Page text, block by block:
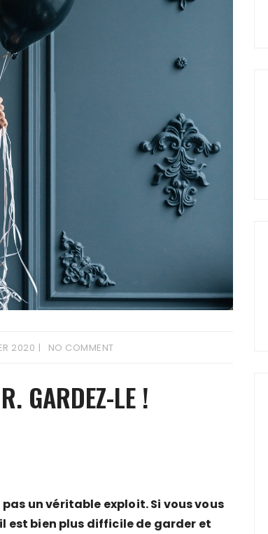
2020 NO COMMENT
GARDEZ-LE !
un véritable exploit. Si vous vous
est bien plus difficile de garder et